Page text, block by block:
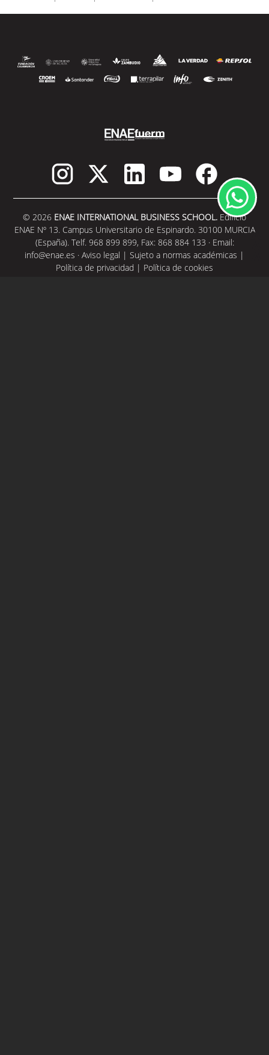
© 2026 ENAE INTERNATIONAL BUSINESS SCHOOL. Edificio
ENAE Nº 13. Campus Universitario de Espinardo. 30100 MURCIA
(España). Telf. 968 899 899, Fax: 868 884 133 · Email:
info@enae.es · Aviso legal | Sujeto a normas académicas |
Política de privacidad | Política de cookies